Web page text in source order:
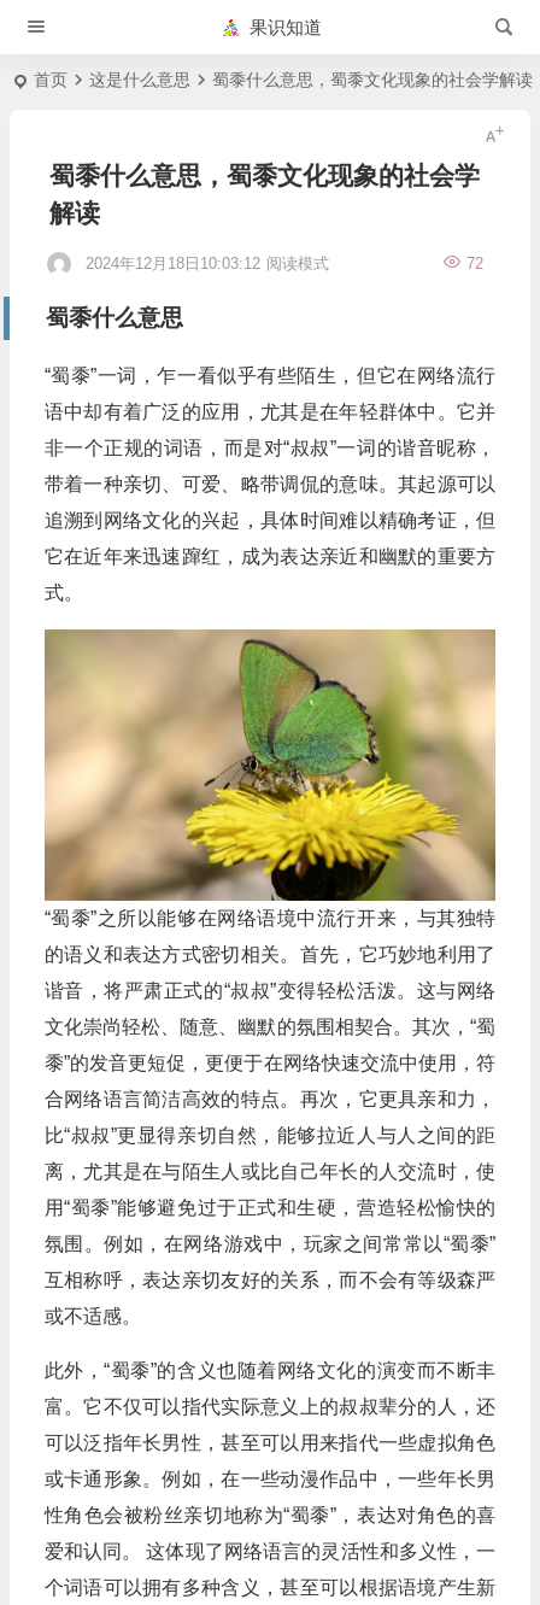
果识知道
首页 这是什么意思 蜀黍什么意思，蜀黍文化现象的社会学解读
蜀黍什么意思，蜀黍文化现象的社会学
解读
2024年12月18日10:03:12 72
阅读模式
蜀黍什么意思
“蜀黍”一词，乍一看似乎有些陌生，但它在网络流行
语中却有着广泛的应用，尤其是在年轻群体中。它并
非一个正规的词语，而是对“叔叔”一词的谐音昵称，
带着一种亲切、可爱、略带调侃的意味。其起源可以
追溯到网络文化的兴起，具体时间难以精确考证，但
它在近年来迅速蹿红，成为表达亲近和幽默的重要方
式。
“蜀黍”之所以能够在网络语境中流行开来，与其独特
的语义和表达方式密切相关。首先，它巧妙地利用了
谐音，将严肃正式的“叔叔”变得轻松活泼。这与网络
文化崇尚轻松、随意、幽默的氛围相契合。其次，“蜀
黍”的发音更短促，更便于在网络快速交流中使用，符
合网络语言简洁高效的特点。再次，它更具亲和力，
比“叔叔”更显得亲切自然，能够拉近人与人之间的距
离，尤其是在与陌生人或比自己年长的人交流时，使
用“蜀黍”能够避免过于正式和生硬，营造轻松愉快的
氛围。例如，在网络游戏中，玩家之间常常以“蜀黍”
互相称呼，表达亲切友好的关系，而不会有等级森严
或不适感。
此外，“蜀黍”的含义也随着网络文化的演变而不断丰
富。它不仅可以指代实际意义上的叔叔辈分的人，还
可以泛指年长男性，甚至可以用来指代一些虚拟角色
或卡通形象。例如，在一些动漫作品中，一些年长男
性角色会被粉丝亲切地称为“蜀黍”，表达对角色的喜
爱和认同。 这体现了网络语言的灵活性和多义性，一
个词语可以拥有多种含义，甚至可以根据语境产生新